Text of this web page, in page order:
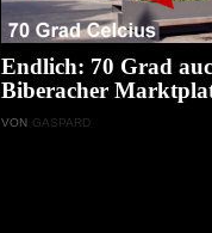
Endlich: 70 Grad
Biberacher
VON GASPARD